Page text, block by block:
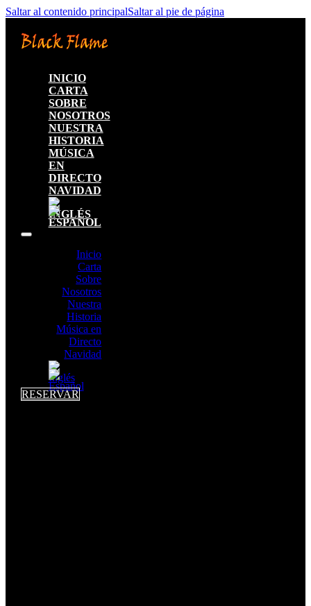
Saltar al contenido principalSaltar al pie de página
INICIO
CARTA
SOBRE
NOSOTROS
NUESTRA
HISTORIA
MÚSICA
EN
DIRECTO
NAVIDAD
Inicio
Carta
Sobre
Nosotros
Nuestra
Historia
Música en
Directo
Navidad
RESERVAR